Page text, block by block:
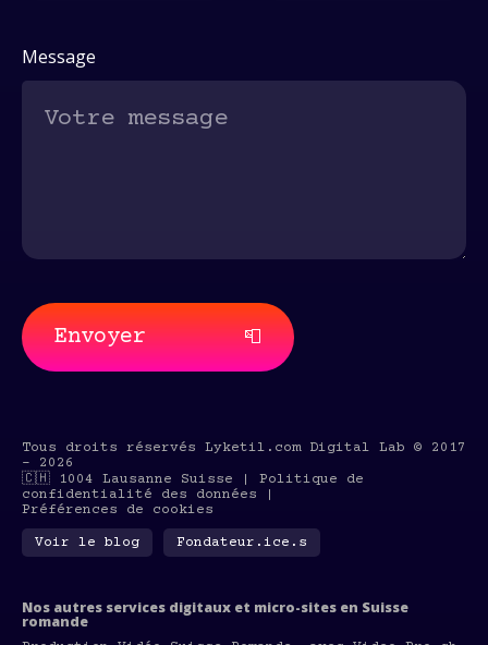
Message
Envoyer 📮
Tous droits réservés Lyketil.com Digital Lab © 2017
- 2026
🇨🇭 1004 Lausanne Suisse | Politique de
confidentialité des données
Préférences de cookies
Voir le blog Fondateur.ice.s
Nos autres services digitaux et micro-sites en Suisse
romande